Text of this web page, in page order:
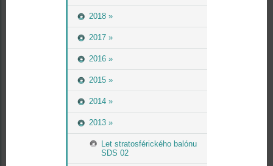
2018 »
2017 »
2016 »
2015 »
2014 »
2013 »
Let stratosférického balónu
SDS 02